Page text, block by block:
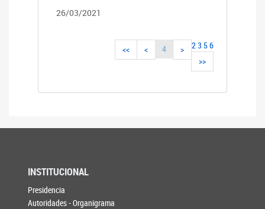
26/03/2021
<< < 23
4 56
>
>>
INSTITUCIONAL
Presidencia
Autoridades - Organigrama